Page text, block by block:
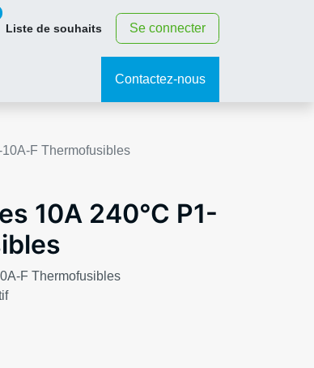
Liste de souhaits Se connecter
Contactez-nous
F Thermofusibles
10A 240°C P1-
F Thermofusibles